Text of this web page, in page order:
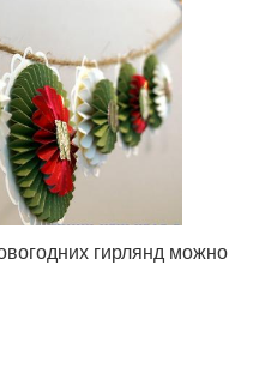
гирлянд можно